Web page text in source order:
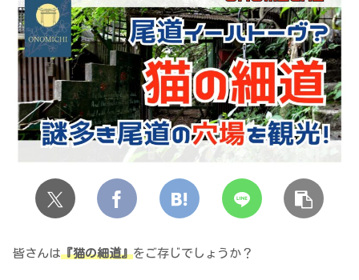
皆さんは『猫の細道』をご存じでしょうか？